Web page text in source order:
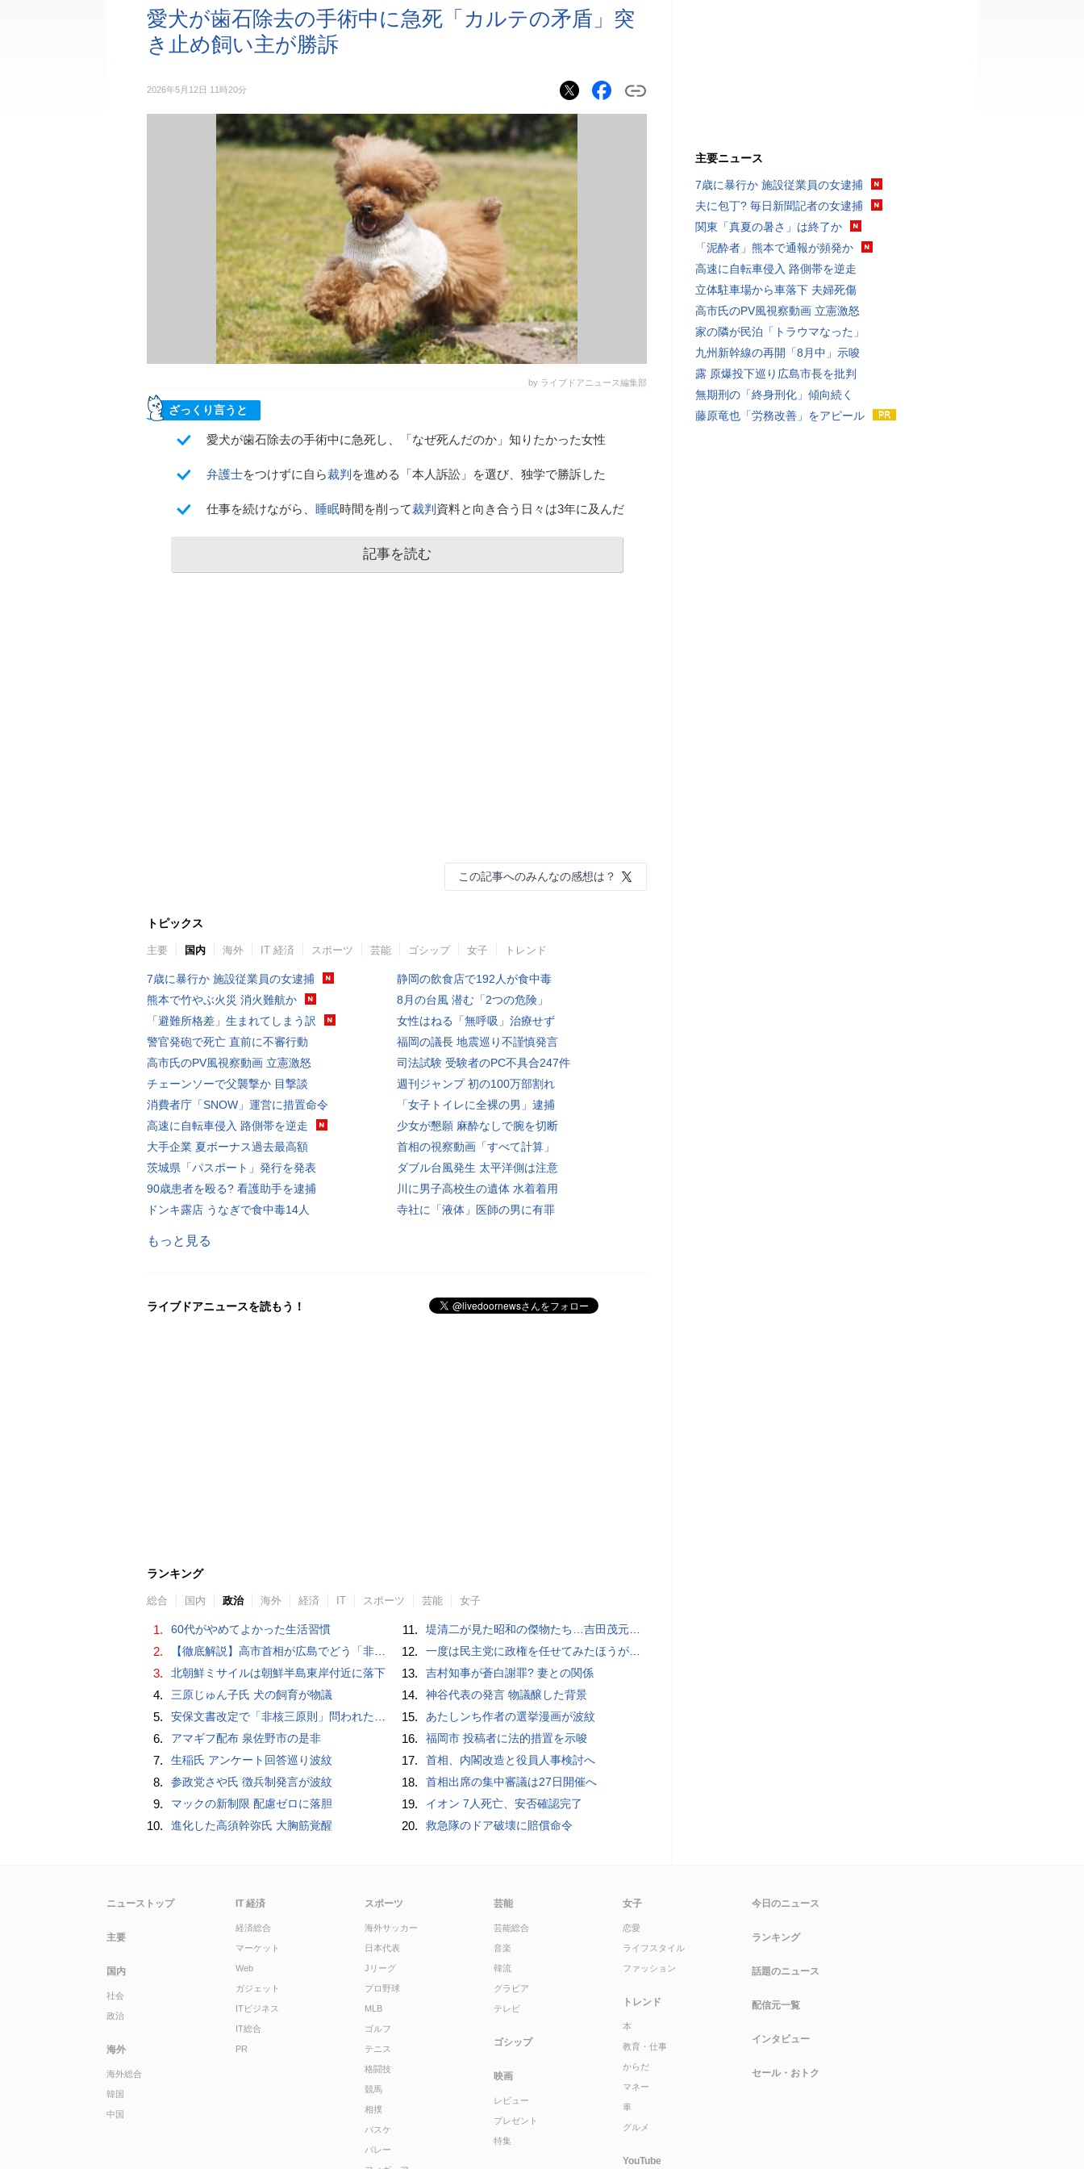
愛犬が歯石除去の手術中に急死「カルテの矛盾」突
き止め飼い主が勝訴
2026年5月12日 11時20分
by ライブドアニュース編集部
ざっくり言うと
愛犬が歯石除去の手術中に急死し、「なぜ死んだのか」知りたかった女性
弁護士をつけずに自ら裁判 を進める「本人訴訟」を選び、独学で勝訴した
仕事を続けながら、 睡眠時間を削って裁判 資料と向き合う日々は3年に及んだ
記事を読む
この記事へのみんなの感想は？
トピックス
主要 国内 海外 IT 経済 スポーツ 芸能 ゴシップ 女子 トレンド
7歳に暴行か 施設従業員の女逮捕
熊本で竹やぶ火災 消火難航か
「避難所格差」生まれてしまう訳
警官発砲で死亡 直前に不審行動
高市氏のPV風視察動画 立憲激怒
チェーンソーで父襲撃か 目撃談
消費者庁「SNOW」運営に措置命令
高速に自転車侵入 路側帯を逆走
大手企業 夏ボーナス過去最高額
茨城県「パスポート」発行を発表
90歳患者を殴る? 看護助手を逮捕
ドンキ露店 うなぎで食中毒14人
静岡の飲食店で192人が食中毒
8月の台風 潜む「2つの危険」
女性はねる「無呼吸」治療せず
福岡の議長 地震巡り不謹慎発言
司法試験 受験者のPC不具合247件
週刊ジャンプ 初の100万部割れ
「女子トイレに全裸の男」逮捕
少女が懇願 麻酔なしで腕を切断
首相の視察動画「すべて計算」
ダブル台風発生 太平洋側は注意
川に男子高校生の遺体 水着着用
寺社に「液体」医師の男に有罪
もっと見る
ライブドアニュースを読もう！
ランキング
総合 国内 政治 海外 経済 IT スポーツ 芸能 女子
1. 60代がやめてよかった生活習慣
2. 【徹底解説】高市首相が広島でどう「非核三原則」言及？現状にとどめ将来は明言せず 著書では「邪魔になる」と主張
3. 北朝鮮ミサイルは朝鮮半島東岸付近に落下
4. 三原じゅん子氏 犬の飼育が物議
5. 安保文書改定で「非核三原則」問われた高市首相、「私が予断することは差し控える」…堅持維持へ明言避ける
6. アマギフ配布 泉佐野市の是非
7. 生稲氏 アンケート回答巡り波紋
8. 参政党さや氏 徴兵制発言が波紋
9. マックの新制限 配慮ゼロに落胆
10. 進化した高須幹弥氏 大胸筋覚醒
11. 堤清二が見た昭和の傑物たち…吉田茂元首相は「あんたの親父さんが死んでホッとしたよ」と口にした
12. 一度は民主党に政権を任せてみたほうがいい？ / 今週の注目世論調査
13. 吉村知事が蒼白謝罪? 妻との関係
14. 神谷代表の発言 物議醸した背景
15. あたしンち作者の選挙漫画が波紋
16. 福岡市 投稿者に法的措置を示唆
17. 首相、内閣改造と役員人事検討へ
18. 首相出席の集中審議は27日開催へ
19. イオン 7人死亡、安否確認完了
20. 救急隊のドア破壊に賠償命令
主要ニュース
7歳に暴行か 施設従業員の女逮捕
夫に包丁? 毎日新聞記者の女逮捕
関東「真夏の暑さ」は終了か
「泥酔者」熊本で通報が頻発か
高速に自転車侵入 路側帯を逆走
立体駐車場から車落下 夫婦死傷
高市氏のPV風視察動画 立憲激怒
家の隣が民泊「トラウマなった」
九州新幹線の再開「8月中」示唆
露 原爆投下巡り広島市長を批判
無期刑の「終身刑化」傾向続く
藤原竜也「労務改善」をアピール
ニューストップ
主要
国内
社会
政治
海外
海外総合
韓国
中国
IT 経済
経済総合
マーケット
Web
ガジェット
ITビジネス
IT総合
PR
スポーツ
海外サッカー
日本代表
Jリーグ
プロ野球
MLB
ゴルフ
テニス
格闘技
競馬
相撲
バスケ
バレー
芸能
芸能総合
音楽
韓流
グラビア
テレビ
ゴシップ
映画
レビュー
プレゼント
特集
女子
恋愛
ライフスタイル
ファッション
トレンド
本
教育・仕事
からだ
マネー
車
グルメ
YouTube
今日のニュース
ランキング
話題のニュース
配信元一覧
インタビュー
セール・おトク